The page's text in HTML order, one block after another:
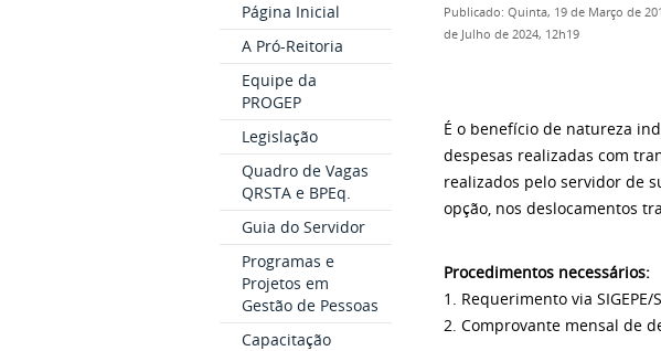
Página Inicial
A Pró-Reitoria
Equipe da
PROGEP
Legislação
Quadro de Vagas
QRSTA e BPEq.
Guia do Servidor
Programas e
Projetos em
Gestão de Pessoas
Capacitação
Publicado: Quinta, 19 de Março de
de Julho de 2024, 12h19
É o benefício de natureza
despesas realizadas com
realizados pelo servidor de
opção, nos deslocamentos
Procedimentos necessários:
1. Requerimento via SIGEPE/
2. Comprovante mensal de